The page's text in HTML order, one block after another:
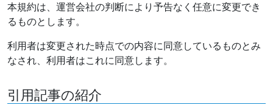
本規約は、運営会社の判断により予告なく任意に変更でき
るものとします。
利用者は変更された時点での内容に同意しているものとみ
なされ、利用者はこれに同意します。
引用記事の紹介